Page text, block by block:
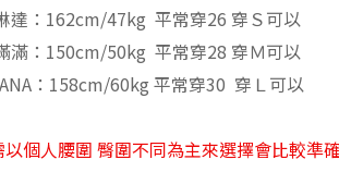
達：162cm/47kg 平常穿26 穿Ｓ可以
滿：150cm/50kg 平常穿28 穿Ｍ可以
：158cm/60kg 平常穿30 穿Ｌ可以
以個人腰圍 臀圍不同為主來選擇會比較準